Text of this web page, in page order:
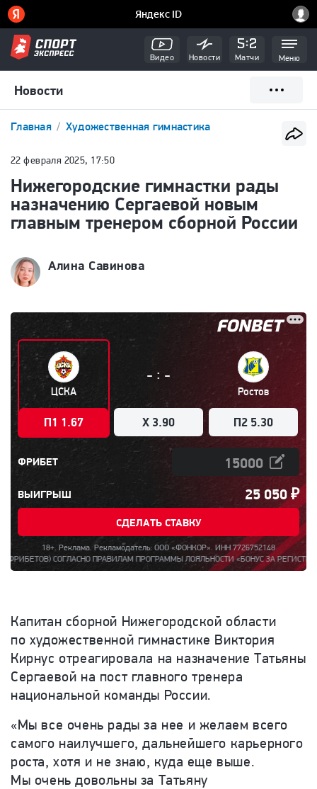
Видео Новости Матчи Меню
Новости
Главная Художественная гимнастика
22 февраля 2025, 17:50
Нижегородские гимнастки рады
назначению Сергаевой новым
главным тренером сборной России
Алина Савинова
ЦСКА
П1 1.67
- : -
X 3.90
Ростов
П2 5.30
ФРИБЕТ
ВЫИГРЫШ 25 050₽
СДЕЛАТЬ СТАВКУ
18+. Реклама. Рекламодатель: ООО «ФОНКОР». ИНН 7726752148
СОГЛАСНО ПРАВИЛАМ ПРОГРАММЫ ЛОЯЛЬНОСТИ «БОНУС ЗА РЕГИСТРАЦИЮ
Капитан сборной Нижегородской области
по художественной гимнастике Виктория
Кирнус отреагировала на назначение Татьяны
Сергаевой на пост главного тренера
национальной команды России.
«Мы все очень рады за нее и желаем всего
самого наилучшего, дальнейшего карьерного
роста, хотя и не знаю, куда еще выше.
Мы очень довольны за Татьяну